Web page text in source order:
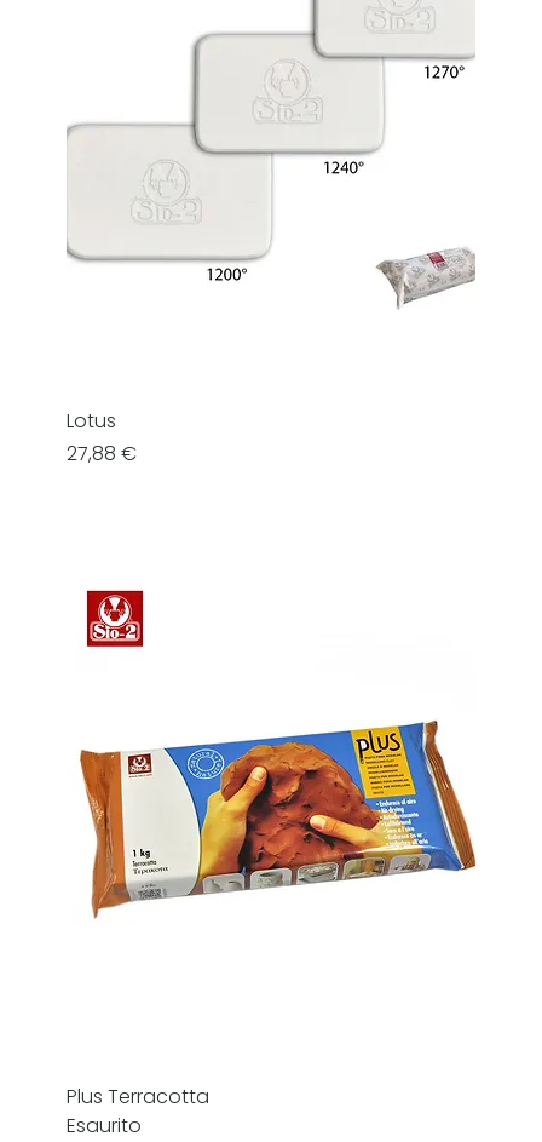
Lotus
Prezzo
27,88 €
Plus Terracotta
Esaurito